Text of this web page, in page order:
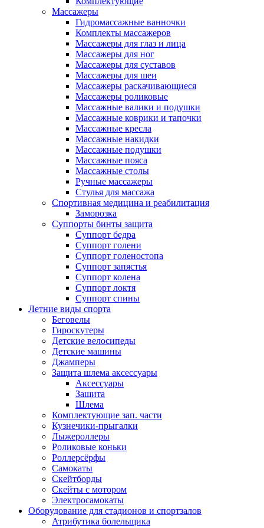
Массажеры
Гидромассажные ванночки
Комплекты массажеров
Массажеры для глаз и лица
Массажеры для ног
Массажеры для суставов
Массажеры для шеи
Массажеры раскачивающиеся
Массажеры роликовые
Массажные валики и подушки
Массажные коврики и тапочки
Массажные кресла
Массажные накидки
Массажные подушки
Массажные пояса
Массажные столы
Ручные массажеры
Стулья для массажа
Спортивная медицина и реабилитация
Заморозка
Суппорты бинты защита
Суппорт бедра
Суппорт голени
Суппорт голеностопа
Суппорт запястья
Суппорт колена
Суппорт локтя
Суппорт спины
Летние виды спорта
Беговелы
Гироскутеры
Детские велосипеды
Детские машины
Джамперы
Защита шлема аксессуары
Аксессуары
Защита
Шлема
Комплектующие зап. части
Кузнечики-прыгалки
Лыжероллеры
Роликовые коньки
Роллерсёрфы
Самокаты
Скейтборды
Скейты с мотором
Электросамокаты
Оборудование для стадионов и спортзалов
Атрибутика болельщика